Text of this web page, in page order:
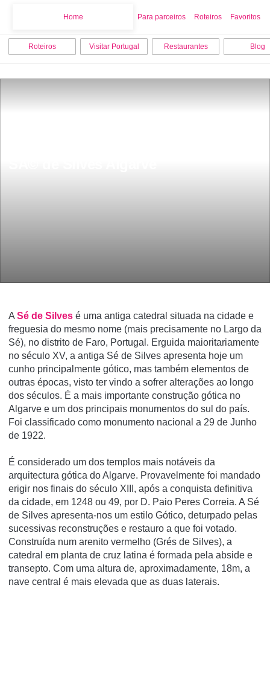
Home Para parceiros Roteiros Favoritos
Roteiros Visitar Portugal Restaurantes Blog
A Sé de Silves é uma antiga catedral situada na cidade e
freguesia do mesmo nome (mais precisamente no Largo da
Sé), no distrito de Faro, Portugal. Erguida maioritariamente
no século XV, a antiga Sé de Silves apresenta hoje um
cunho principalmente gótico, mas também elementos de
outras épocas, visto ter vindo a sofrer alterações ao longo
dos séculos. É a mais importante construção gótica no
Algarve e um dos principais monumentos do sul do paí­s.
Foi classificado como monumento nacional a 29 de Junho
de 1922.
É considerado um dos templos mais notáveis da
arquitectura gótica do Algarve. Provavelmente foi mandado
erigir nos finais do século XIII, após a conquista definitiva
da cidade, em 1248 ou 49, por D. Paio Peres Correia. A Sé
de Silves apresenta-nos um estilo Gótico, deturpado pelas
sucessivas reconstruções e restauro a que foi votado.
Construída num arenito vermelho (Grés de Silves), a
catedral em planta de cruz latina é formada pela abside e
transepto. Com uma altura de, aproximadamente, 18m, a
nave central é mais elevada que as duas laterais.